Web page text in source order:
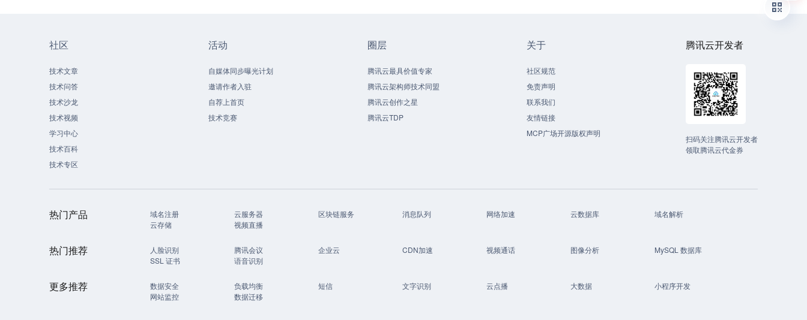
社区
技术文章
技术问答
技术沙龙
技术视频
学习中心
技术百科
技术专区
活动
自媒体同步曝光计划
邀请作者入驻
自荐上首页
技术竞赛
圈层
腾讯云最具价值专家
腾讯云架构师技术同盟
腾讯云创作之星
腾讯云TDP
关于
社区规范
免责声明
联系我们
友情链接
MCP广场开源版权声明
腾讯云开发者
扫码关注腾讯云开发者
领取腾讯云代金券
热门产品 域名注册 云服务器 区块链服务 消息队列 网络加速 云数据库
域名解析
云存储
视频直播
热门推荐 人脸识别 腾讯会议 企业云 CDN加速 视频通话 图像分析
MySQL 数据库
SSL 证书
语音识别
更多推荐 数据安全 负载均衡 短信 文字识别 云点播 大数据
小程序开发
网站监控
数据迁移